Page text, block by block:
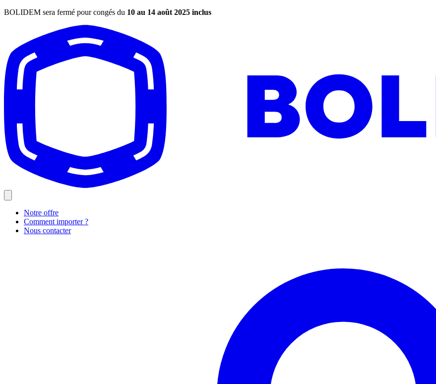
BOLIDEM sera fermé pour congés du 10 au 14 août 2025 inclus
Notre offre
Comment importer ?
Nous contacter